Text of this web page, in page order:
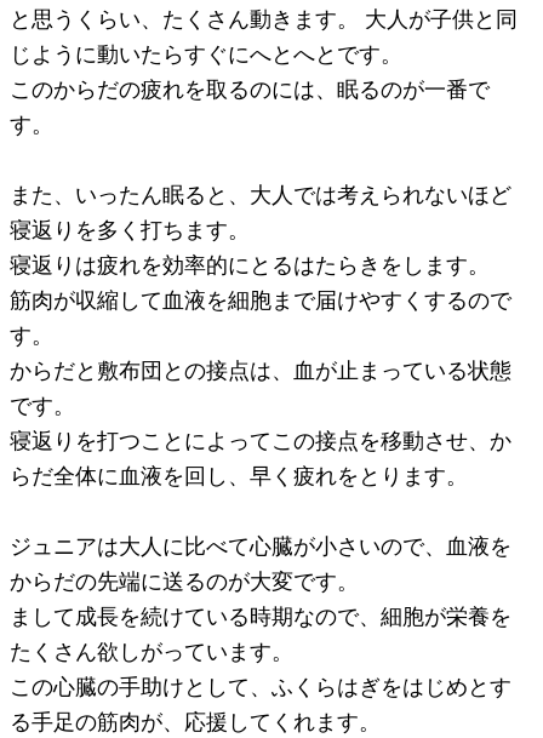
と思うくらい、たくさん動きます。 大人が子供と同
じように動いたらすぐにへとへとです。
このからだの疲れを取るのには、眠るのが一番で
す。
また、いったん眠ると、大人では考えられないほど
寝返りを多く打ちます。
寝返りは疲れを効率的にとるはたらきをします。
筋肉が収縮して血液を細胞まで届けやすくするので
す。
からだと敷布団との接点は、血が止まっている状態
です。
寝返りを打つことによってこの接点を移動させ、か
らだ全体に血液を回し、早く疲れをとります。
ジュニアは大人に比べて心臓が小さいので、血液を
からだの先端に送るのが大変です。
まして成長を続けている時期なので、細胞が栄養を
たくさん欲しがっています。
この心臓の手助けとして、ふくらはぎをはじめとす
る手足の筋肉が、応援してくれます。